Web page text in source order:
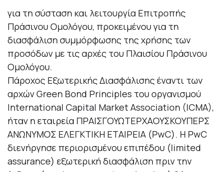
για τη σύσταση και λειτουργία Επιτροπής
Πράσινου Ομολόγου, προκειμένου για τη
διασφάλιση συμμόρφωσης της χρήσης των
προσόδων με τις αρχές του Πλαισίου Πράσινου
Ομολόγου.
Πάροχος Εξωτερικής Διασφάλισης έναντι των
αρχών Green Bond Principles του οργανισμού
International Capital Market Association (ICMA),
ήταν η εταιρεία ΠΡΑΙΣΓΟΥΩΤΕΡΧΑΟΥΣΚΟΥΠΕΡΣ
ΑΝΩΝΥΜΟΣ ΕΛΕΓΚΤΙΚΗ ΕΤΑΙΡΕΙΑ (PwC). H PwC
διενήργησε περιορισμένου επιπέδου (limited
assurance) εξωτερική διασφάλιση πριν την